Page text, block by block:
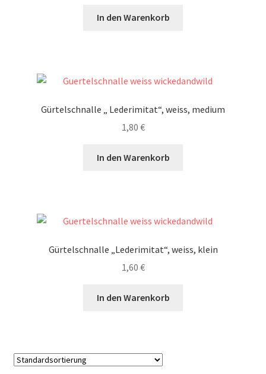
In den Warenkorb
Gürtelschnalle „ Lederimitat“, weiss, medium
1,80 €
In den Warenkorb
Gürtelschnalle „Lederimitat“, weiss, klein
1,60 €
In den Warenkorb